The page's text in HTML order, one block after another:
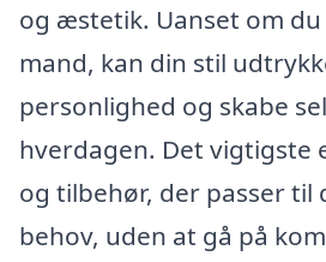
og æstetik. Uanset om
mand, kan din stil
personlighed og skabe
hverdagen. Det vigtigste
og tilbehør, der passer til
behov, uden at gå på